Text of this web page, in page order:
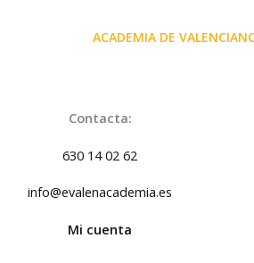
ACADEMIA DE
Contacta:
630 14 02 62
info@evalenacademia.es
Mi cuenta